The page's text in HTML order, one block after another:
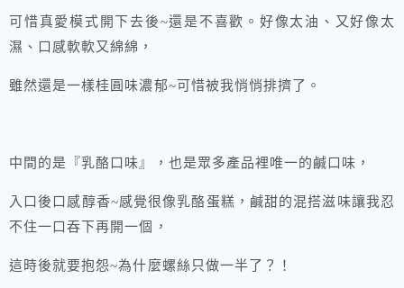
可惜真愛模式開下去後~還是不喜歡。好像太油、又好像太
濕、口感軟軟又綿綿，
雖然還是一樣桂圓味濃郁~可惜被我悄悄排擠了。
中間的是『乳酪口味』，也是眾多產品裡唯一的鹹口味，
入口後口感醇香~感覺很像乳酪蛋糕，鹹甜的混搭滋味讓我忍
不住一口吞下再開一個，
這時後就要抱怨~為什麼螺絲只做一半了？！